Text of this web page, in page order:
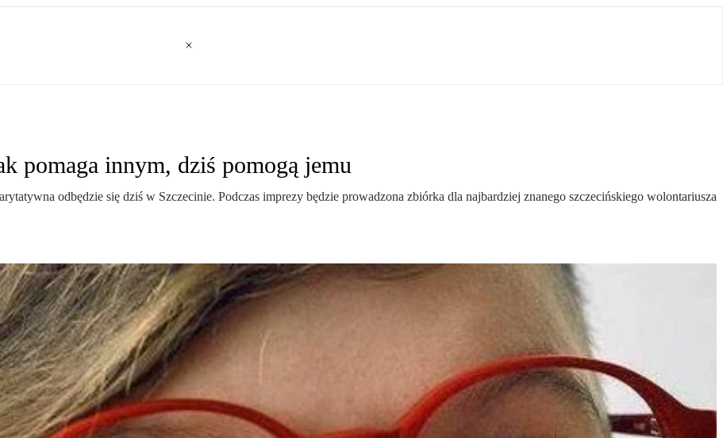
pomaga innym, dziś pomogą jemu
odbędzie się dziś w Szczecinie. Podczas imprezy będzie prowadzona zbiórka dla najbardziej znanego szczecińskiego wolontariusza